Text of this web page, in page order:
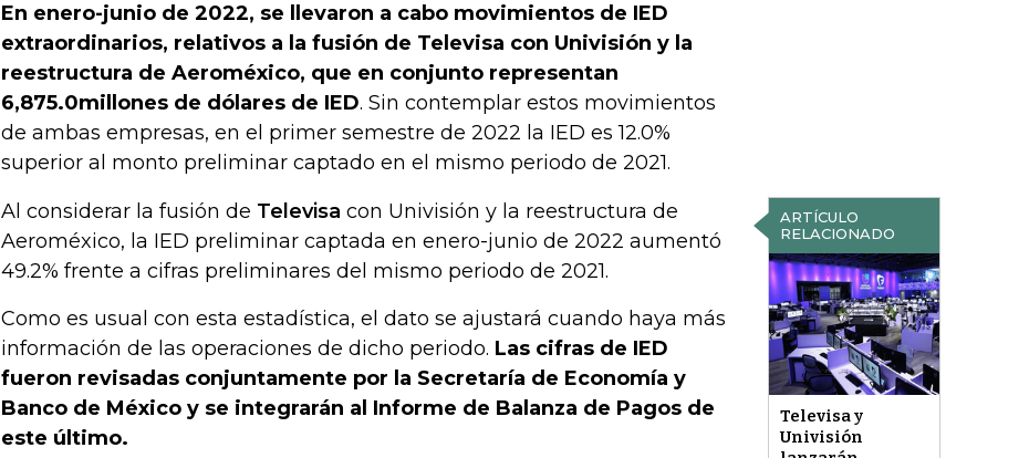
En enero-junio de 2022, se llevaron a cabo movimientos de IED
extraordinarios, relativos a la fusión de Televisa con Univisión y la
reestructura de Aeroméxico, que en conjunto representan
6,875.0millones de dólares de IED. Sin contemplar estos movimientos
de ambas empresas, en el primer semestre de 2022 la IED es 12.0%
superior al monto preliminar captado en el mismo periodo de 2021.
ARTÍCULO
RELACIONADO
Televisa y
Univisión
Al considerar la fusión de Televisa con Univisión y la reestructura de
Aeroméxico, la IED preliminar captada en enero-junio de 2022 aumentó
49.2% frente a cifras preliminares del mismo periodo de 2021.
Como es usual con esta estadística, el dato se ajustará cuando haya más
información de las operaciones de dicho periodo. Las cifras de IED
fueron revisadas conjuntamente por la Secretaría de Economía y
Banco de México y se integrarán al Informe de Balanza de Pagos de
este último.